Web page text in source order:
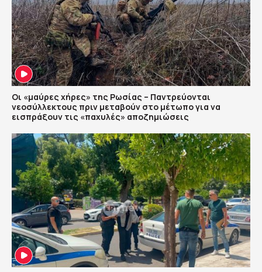
Οι «μαύρες χήρες» της Ρωσίας – Παντρεύονται
νεοσύλλεκτους πριν μεταβούν στο μέτωπο για να
εισπράξουν τις «παχυλές» αποζημιώσεις